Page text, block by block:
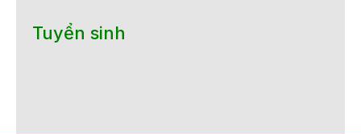
Tuyển sinh